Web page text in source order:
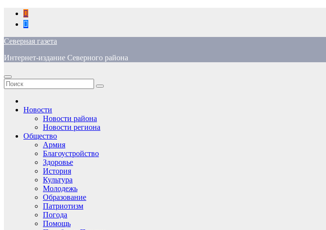
Перейти
содержимому
Северная газета
Интернет-издание Северного района
Новости
Новости района
Новости региона
Общество
Армия
Благоустройство
Здоровье
История
Культура
Молодежь
Образование
Патриотизм
Погода
Помощь